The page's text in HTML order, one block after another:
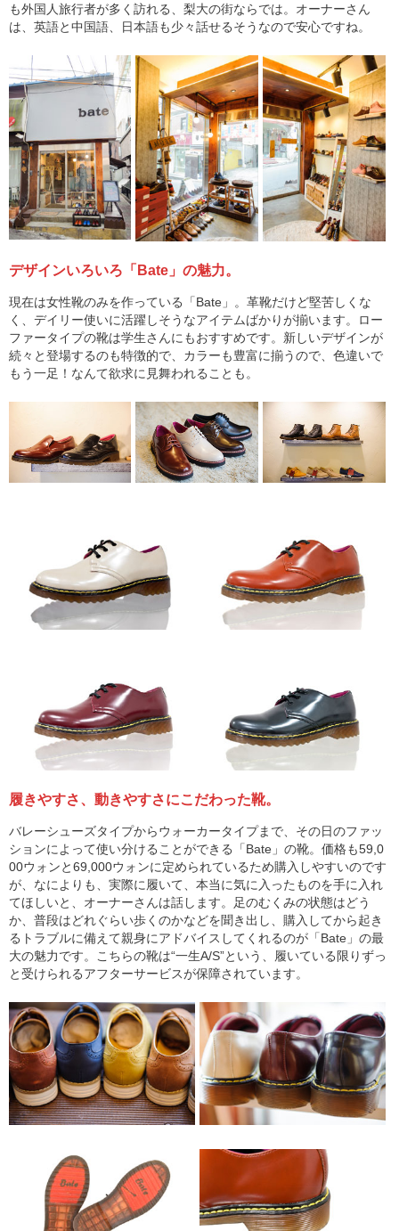
も外国人旅行者が多く訪れる、梨大の街ならでは。オーナーさん
は、英語と中国語、日本語も少々話せるそうなので安心ですね。
デザインいろいろ「Bate」の魅力。
現在は女性靴のみを作っている「Bate」。革靴だけど堅苦しくな
く、デイリー使いに活躍しそうなアイテムばかりが揃います。ロー
ファータイプの靴は学生さんにもおすすめです。新しいデザインが
続々と登場するのも特徴的で、カラーも豊富に揃うので、色違いで
もう一足！なんて欲求に見舞われることも。
履きやすさ、動きやすさにこだわった靴。
バレーシューズタイプからウォーカータイプまで、その日のファッ
ションによって使い分けることができる「Bate」の靴。価格も59,0
00ウォンと69,000ウォンに定められているため購入しやすいのです
が、なによりも、実際に履いて、本当に気に入ったものを手に入れ
てほしいと、オーナーさんは話します。足のむくみの状態はどう
か、普段はどれぐらい歩くのかなどを聞き出し、購入してから起き
るトラブルに備えて親身にアドバイスしてくれるのが「Bate」の最
大の魅力です。こちらの靴は“一生A/S”という、履いている限りずっ
と受けられるアフターサービスが保障されています。